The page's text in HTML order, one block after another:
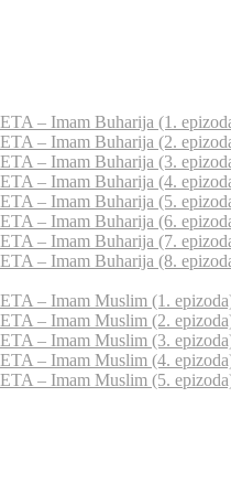
– Imam Buharija (1.
– Imam Buharija (2.
– Imam Buharija (3.
– Imam Buharija (4.
– Imam Buharija (5.
– Imam Buharija (6.
– Imam Buharija (7.
– Imam Buharija (8.
– Imam Muslim (1.
– Imam Muslim (2.
– Imam Muslim (3.
– Imam Muslim (4.
– Imam Muslim (5.